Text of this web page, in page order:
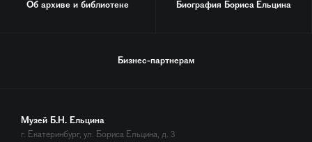
Об архиве и библиотеке Биография Бориса Ельцина
Бизнес-партнерам
Музей Б.Н. Ельцина
г. Екатеринбург, ул. Бориса Ельцина, д. 3